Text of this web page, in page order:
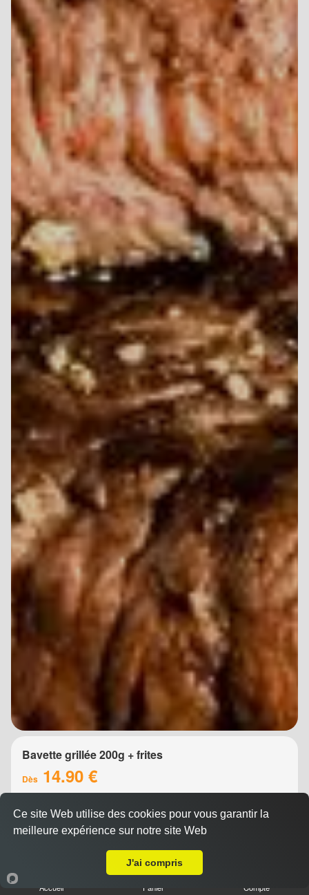
Bavette grillée 200g + frites
Dès 14.90 €
Accueil Panier Compte
Ce site Web utilise des cookies pour vous garantir la
meilleure expérience sur notre site Web
J'ai compris